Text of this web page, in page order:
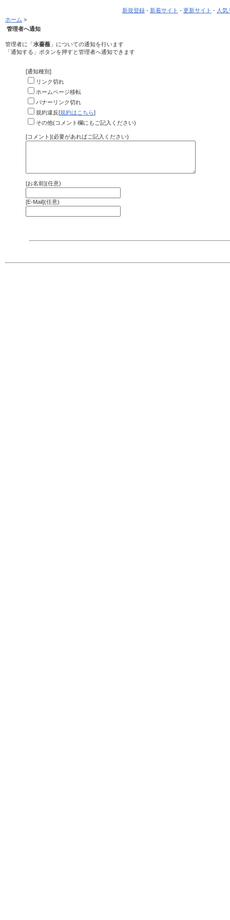
新規登録 - 新着サイト - 更新サイト - 人
ホーム >
管理者へ通知
管理者に「水薔薇 」についての通知を行います
「通知する」ボタンを押すと管理者へ通知できます
[通知種別]
リンク切れ
ホームページ移転
バナーリンク切れ
規約違反[規約はこちら]
その他(コメント欄にもご記入ください)
[コメント](必要があればご記入ください)
[お名前](任意)
[E-Mail](任意)